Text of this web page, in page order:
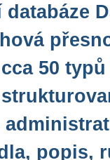
50
popis,